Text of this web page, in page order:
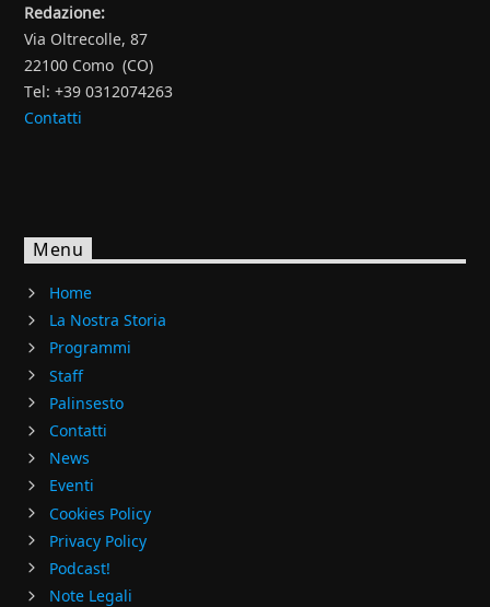
Redazione:
Via Oltrecolle, 87
22100 Como (CO)
Tel: +39 0312074263
Contatti
Menu
Home
La Nostra Storia
Programmi
Staff
Palinsesto
Contatti
News
Eventi
Cookies Policy
Privacy Policy
Podcast!
Note Legali